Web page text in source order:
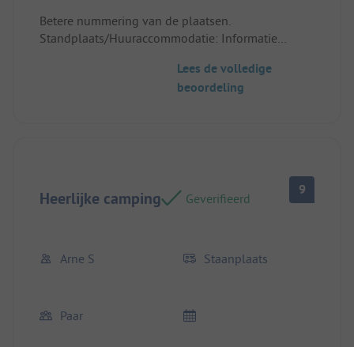
Betere nummering van de plaatsen.
Standplaats/Huuraccommodatie: Informatie
Lees de volledige
beoordeling
Heerlijke camping Geverifieerd
9
Arne S Staanplaats
Paar